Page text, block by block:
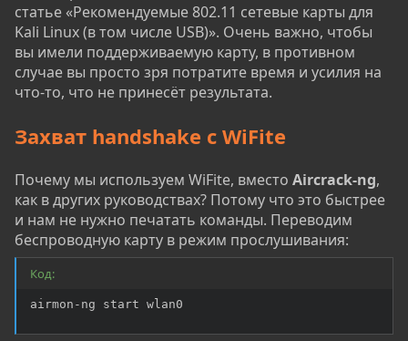
статье «Рекомендуемые 802.11 сетевые карты для
Kali Linux (в том числе USB)». Очень важно, чтобы
вы имели поддерживаемую карту, в противном
случае вы просто зря потратите время и усилия на
что-то, что не принесёт результата.
Захват handshake с WiFite
Почему мы используем WiFite, вместо Aircrack-ng,
как в других руководствах? Потому что это быстрее
и нам не нужно печатать команды. Переводим
беспроводную карту в режим прослушивания:
Код:
airmon-ng start wlan0